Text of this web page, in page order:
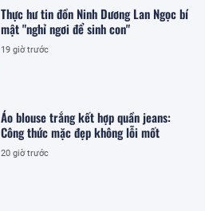
Thực hư tin đồn Ninh Dương Lan Ngọc bí
mật "nghỉ ngơi để sinh con"
19 giờ trước
Áo blouse trắng kết hợp quần jeans:
Công thức mặc đẹp không lỗi mốt
20 giờ trước